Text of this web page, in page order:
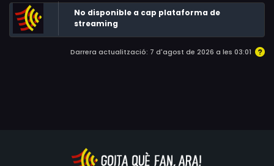
s'assabenta que allà mateix, a la pintoresca costa de
Granit Rosa, resulta que fa set anys es va produir un
assassinat en una pedrera abandonada. En una
passejada, Dupin coneix l'empresari immobiliari Gilbert
No disponible a cap plataforma de
streaming
Darrera actualització: 7 d'agost de 2026 a les 03:01